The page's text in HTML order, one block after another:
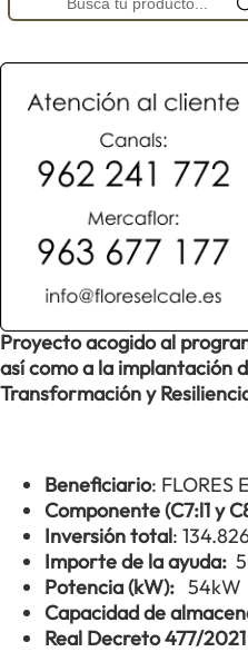
Proyecto acogido al
así como a la implantación
Transformación y
Beneficiario: FLORES
Componente (C7:l1 y
Inversión total:
Importe de la ayuda:
Potencia (kW): 54kW
Capacidad de
Real Decreto 477/2021